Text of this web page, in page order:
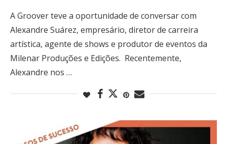
A Groover teve a oportunidade de conversar com
Alexandre Suárez, empresário, diretor de carreira
artística, agente de shows e produtor de eventos da
Milenar Produções e Edições. Recentemente,
Alexandre nos …